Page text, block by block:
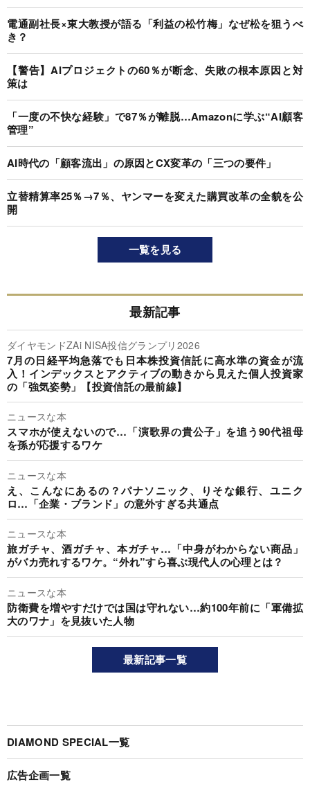
電通副社長×東大教授が語る「利益の松竹梅」なぜ松を狙うべ
き？
【警告】AIプロジェクトの60％が断念、失敗の根本原因と対
策は
「一度の不快な経験」で87％が離脱…Amazonに学ぶ“AI顧客
管理”
AI時代の「顧客流出」の原因とCX変革の「三つの要件」
立替精算率25％→7％、ヤンマーを変えた購買改革の全貌を公
開
一覧を見る
最新記事
ダイヤモンドZAi NISA投信グランプリ2026
7月の日経平均急落でも日本株投資信託に高水準の資金が流
入！インデックスとアクティブの動きから見えた個人投資家
の「強気姿勢」【投資信託の最前線】
ニュースな本
スマホが使えないので…「演歌界の貴公子」を追う90代祖母
を孫が応援するワケ
ニュースな本
え、こんなにあるの？パナソニック、りそな銀行、ユニク
ロ…「企業・ブランド」の意外すぎる共通点
ニュースな本
旅ガチャ、酒ガチャ、本ガチャ…「中身がわからない商品」
がバカ売れするワケ。“外れ”すら喜ぶ現代人の心理とは？
ニュースな本
防衛費を増やすだけでは国は守れない…約100年前に「軍備拡
大のワナ」を見抜いた人物
最新記事一覧
DIAMOND SPECIAL一覧
広告企画一覧